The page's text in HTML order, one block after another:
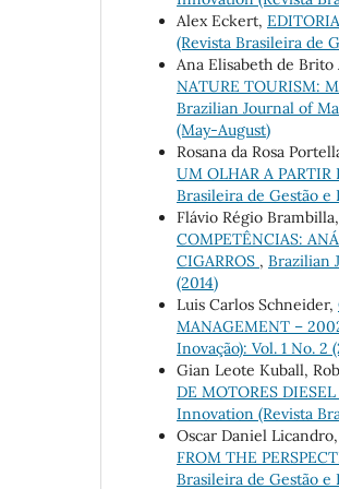
Alex Eckert,
(Revista Brasileira de
Ana Elisabeth de Brito
NATURE TOURISM:
Brazilian Journal of
(May-August)
Rosana da Rosa
UM OLHAR A PARTIR
Brasileira de Gestão e
Flávio Régio
COMPETÊNCIAS:
CIGARROS , Brazilian
(2014)
Luis Carlos Schneider,
MANAGEMENT –
Inovação): Vol. 1 No. 2
Gian Leote Kuball,
DE MOTORES
Innovation (Revista
Oscar Daniel Licandro,
FROM THE
Brasileira de Gestão e